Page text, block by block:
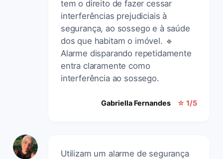
tem o direito de fazer cessar
interferências prejudiciais à
segurança, ao sossego e à saúde
dos que habitam o imóvel. 🔹
Alarme disparando repetidamente
entra claramente como
interferência ao sossego.
Gabriella Fernandes ☆ 1/5
Utilizam um alarme de segurança